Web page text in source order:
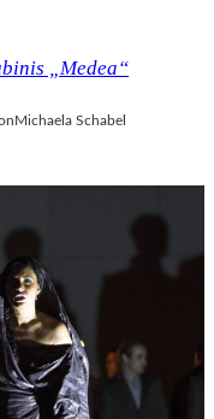
„Medea“
Michaela Schabel